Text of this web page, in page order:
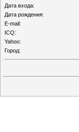
Дата входа:
Дата рождения:
E-mail:
ICQ:
Yahoo:
Город: